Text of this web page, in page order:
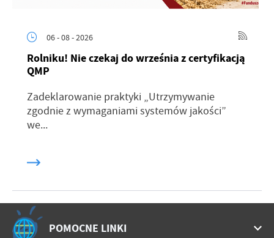
06 - 08 - 2026
Rolniku! Nie czekaj do września z certyfikacją
QMP
Zadeklarowanie praktyki „Utrzymywanie
zgodnie z wymaganiami systemów jakości”
we...
POMOCNE LINKI